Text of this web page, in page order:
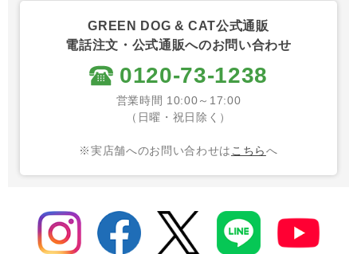
GREEN DOG & CAT公式通販
電話注文・公式通販へのお問い合わせ
0120-73-1238
営業時間 10:00～17:00
（日曜・祝日除く）
※実店舗へのお問い合わせは こちらへ